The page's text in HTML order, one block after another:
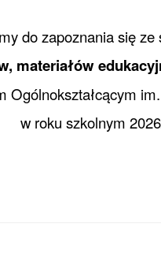
do zapoznania się
materiałów
Ogólnokształcącym
w roku szkolnym